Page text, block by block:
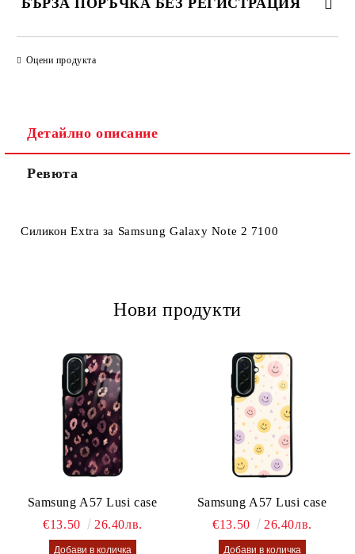
Оцени продукта
Детайлно описание
Ревюта
Силикон Extra за Samsung Galaxy Note 2 7100
Нови продукти
Samsung A57 Lusi case
€13.50
26.40лв.
Samsung A57 Lusi case
€13.50
26.40лв.